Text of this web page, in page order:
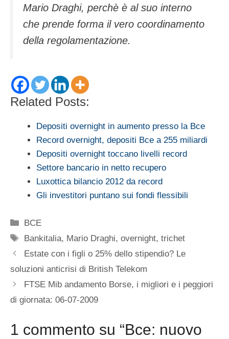
Mario Draghi, perchè è al suo interno
che prende forma il vero coordinamento
della regolamentazione.
Related Posts:
Depositi overnight in aumento presso la Bce
Record overnight, depositi Bce a 255 miliardi
Depositi overnight toccano livelli record
Settore bancario in netto recupero
Luxottica bilancio 2012 da record
Gli investitori puntano sui fondi flessibili
Categorie
BCE
Tag
Bankitalia, Mario Draghi,overnight,trichet
Estate con i figli o 25% dello stipendio? Le
soluzioni anticrisi di British Telekom
FTSE Mib andamento Borse, i migliori e i peggiori
di giornata: 06-07-2009
1 commento su “Bce: nuovo